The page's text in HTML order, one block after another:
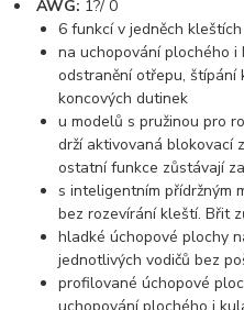
AWG: 1?/ 0
6 funkcí v jedněch kleštích
na uchopování plochého
odstranění otřepu, štípání
koncových dutinek
u modelů s pružinou pro
drží aktivovaná blokovací
ostatní funkce zůstávají
s inteligentním přídržným
bez rozevírání kleští. Břit
hladké úchopové plochy
jednotlivých vodičů bez
profilované úchopové